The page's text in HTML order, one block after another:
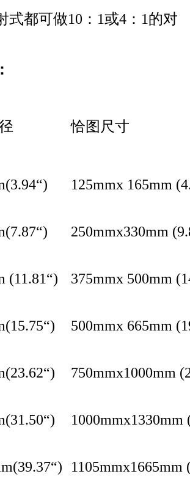
式都可做10：1或4：1的对
恰图尺寸
125mmx 165mm
250mmx330mm
(11.81“) 375mmx 500mm
500mmx 665mm
750mmx1000mm
1000mmx1330mm
1105mmx1665mm